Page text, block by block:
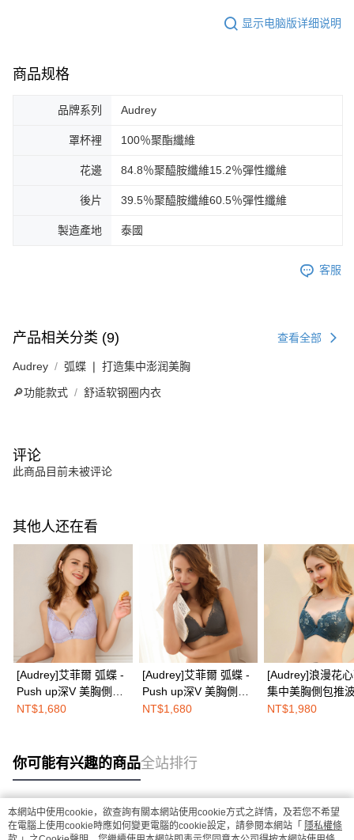
显示电脑版详细说明
商品规格
品牌系列 Audrey
罩杯裡 100％聚酯纖維
花邊 84.8％聚醯胺纖維15.2％彈性纖維
後片 39.5％聚醯胺纖維60.5％彈性纖維
製造產地 泰國
客服
产品相关分类 (9) 查看全部
Audrey 弧蝶 ❘ 打造集中澎润美胸
🔎功能款式 舒适软钢圈内衣
评论
此商品目前未被评论
其他人还在看
[Audrey]艾菲爾 弧蝶 -
Push up深V 美胸側包
機能內衣-羅藍紫
NT$1,680
[Audrey]艾菲爾 弧蝶 -
Push up深V 美胸側包
機能內衣-可可棕
NT$1,680
[Audrey]浪漫花
集中美胸側包推
內衣-古典藍
NT$1,980
你可能有兴趣的商品全站排行
热门标签
本網站中使用cookie，欲查詢有關本網站使用cookie方式之詳情，及若您不希望
在電腦上使用cookie時應如何變更電腦的cookie設定，請參閱本網站「 隱私權條